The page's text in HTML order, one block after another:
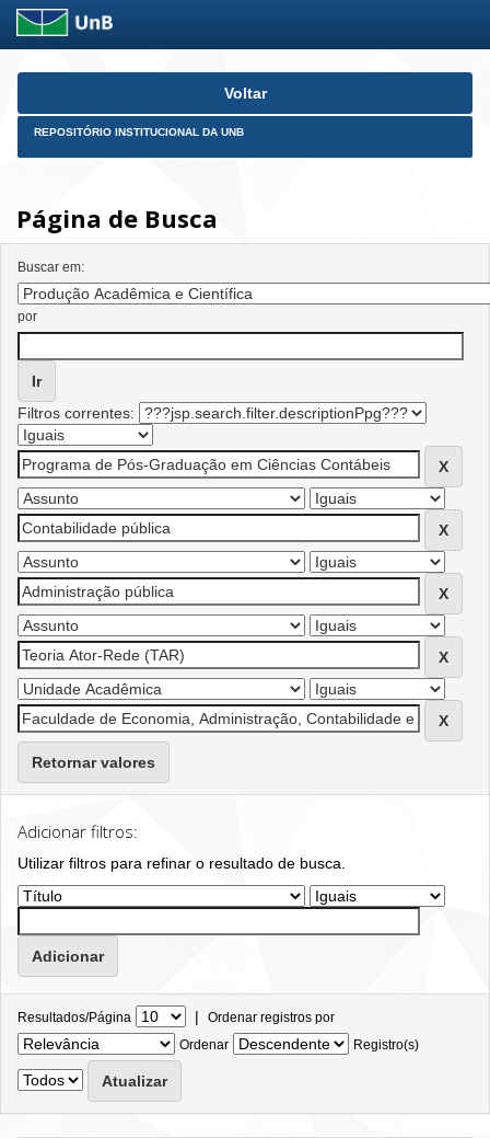
Skip
Voltar
REPOSITÓRIO INSTITUCIONAL DA UNB
Página de Busca
Buscar em:
por
Filtros correntes:
Retornar valores
Adicionar filtros:
Utilizar filtros para refinar o resultado de busca.
Resultados/Página | Ordenar registros por
Ordenar
Registro(s)